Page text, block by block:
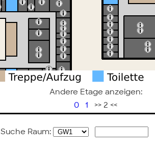
Andere Etage anzeigen:
0 1 >> 2 <<
Suche Raum: